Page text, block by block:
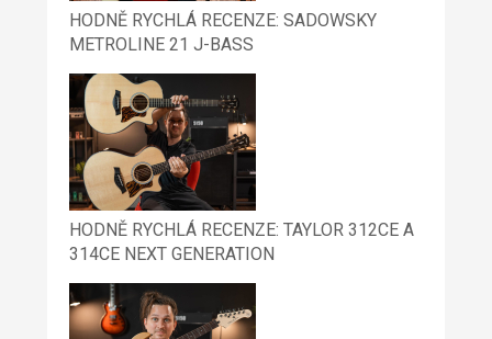
HODNĚ RYCHLÁ RECENZE: SADOWSKY
METROLINE 21 J-BASS
HODNĚ RYCHLÁ RECENZE: TAYLOR 312CE A
314CE NEXT GENERATION